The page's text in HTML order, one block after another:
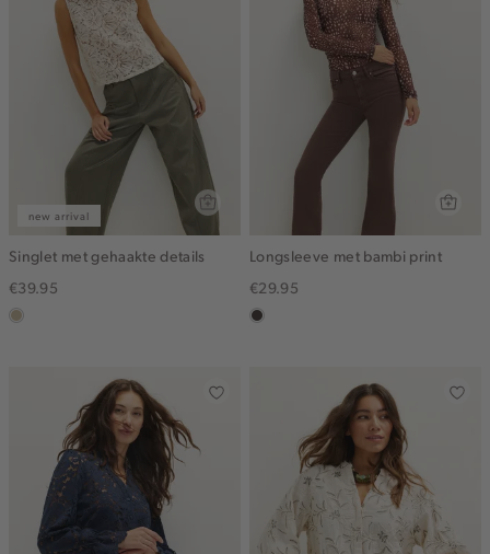
new arrival
Singlet met gehaakte details
€39.95
lichtzand
Longsleeve met bambi print
€29.95
choco